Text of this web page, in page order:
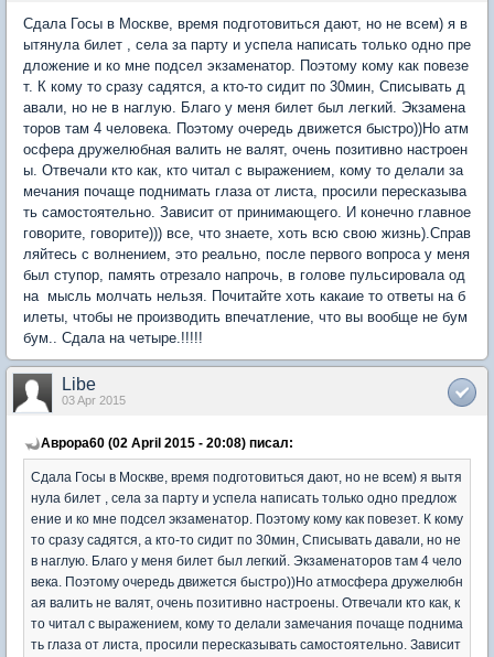
Сдала Госы в Москве, время подготовиться дают, но не всем) я в
ытянула билет , села за парту и успела написать только одно пре
дложение и ко мне подсел экзаменатор. Поэтому кому как повезе
т. К кому то сразу садятся, а кто-то сидит по 30мин, Списывать д
авали, но не в наглую. Благо у меня билет был легкий. Экзамена
торов там 4 человека. Поэтому очередь движется быстро))Но атм
осфера дружелюбная валить не валят, очень позитивно настроен
ы. Отвечали кто как, кто читал с выражением, кому то делали за
мечания почаще поднимать глаза от листа, просили пересказыва
ть самостоятельно. Зависит от принимающего. И конечно главное
говорите, говорите))) все, что знаете, хоть всю свою жизнь).Справ
ляйтесь с волнением, это реально, после первого вопроса у меня
был ступор, память отрезало напрочь, в голове пульсировала од
на мысль молчать нельзя. Почитайте хоть какаие то ответы на б
илеты, чтобы не производить впечатление, что вы вообще не бум
бум.. Сдала на четыре.!!!!!
Libe
03 Apr 2015
Аврора60 (02 April 2015 - 20:08) писал:
Сдала Госы в Москве, время подготовиться дают, но не всем) я вытя
нула билет , села за парту и успела написать только одно предлож
ение и ко мне подсел экзаменатор. Поэтому кому как повезет. К кому
то сразу садятся, а кто-то сидит по 30мин, Списывать давали, но не
в наглую. Благо у меня билет был легкий. Экзаменаторов там 4 чело
века. Поэтому очередь движется быстро))Но атмосфера дружелюбн
ая валить не валят, очень позитивно настроены. Отвечали кто как, к
то читал с выражением, кому то делали замечания почаще поднима
ть глаза от листа, просили пересказывать самостоятельно. Зависит